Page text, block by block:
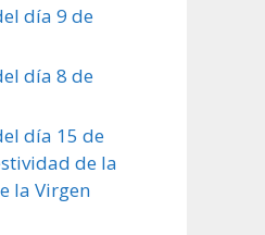
día 9 de
día 8 de
día 15 de
de la
la Virgen